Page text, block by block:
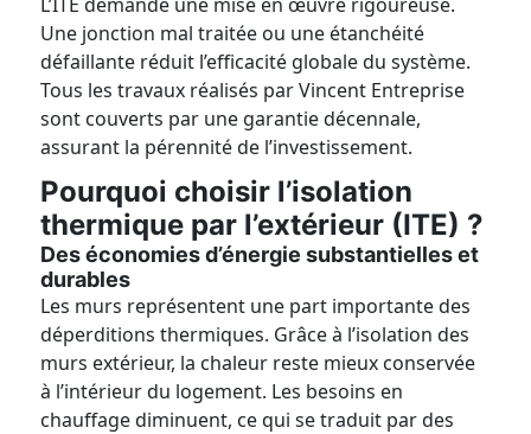
Une jonction mal traitée ou une étanchéité
défaillante réduit l’efficacité globale du système.
Tous les travaux réalisés par Vincent Entreprise
sont couverts par une garantie décennale,
assurant la pérennité de l’investissement.
Pourquoi choisir l’isolation
thermique par l’extérieur (ITE) ?
Des économies d’énergie substantielles et
durables
Les murs représentent une part importante des
déperditions thermiques. Grâce à l’isolation des
murs extérieur, la chaleur reste mieux conservée
à l’intérieur du logement. Les besoins en
chauffage diminuent, ce qui se traduit par des